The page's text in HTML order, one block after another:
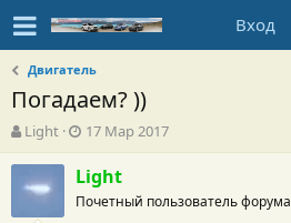
Вход
Двигатель
Погадаем? ))
А
в
т
о
Light
Д
а
т
а
н
17 Мар 2017
Light
Почетный пользователь форума